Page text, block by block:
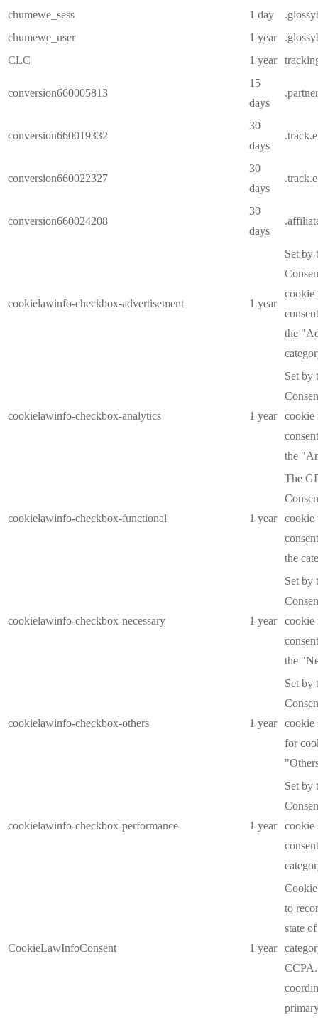
chumewe_sess
1 day
chumewe_user
1 year
CLC
1 year
conversion660005813
15
days
conversion660019332
30
days
conversion660022327
30
days
conversion660024208
30
days
cookielawinfo-checkbox-advertisement 1 year
Set by
cookie
the
cookielawinfo-checkbox-analytics 1 year
Set by
cookie
the
cookielawinfo-checkbox-functional 1 year
The
cookie
the
cookielawinfo-checkbox-necessary 1 year
Set by
cookie
the
cookielawinfo-checkbox-others 1 year
Set by
cookie
for
cookielawinfo-checkbox-performance 1 year
Set by
cookie
CookieLawInfoConsent 1 year
to
state